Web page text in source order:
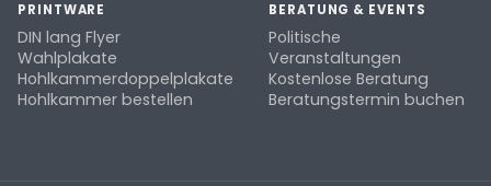
PRINTWARE
DIN lang Flyer
Wahlplakate
Hohlkammerdoppelplakate
Hohlkammer bestellen
BERATUNG & EVENTS
Politische
Veranstaltungen
Kostenlose Beratung
Beratungstermin buchen